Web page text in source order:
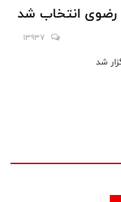
انتخاب شد
13937
شد